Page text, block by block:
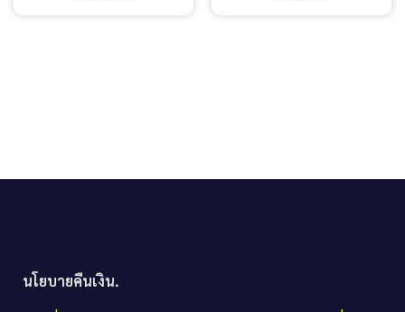
นโยบายคืนเงิน.